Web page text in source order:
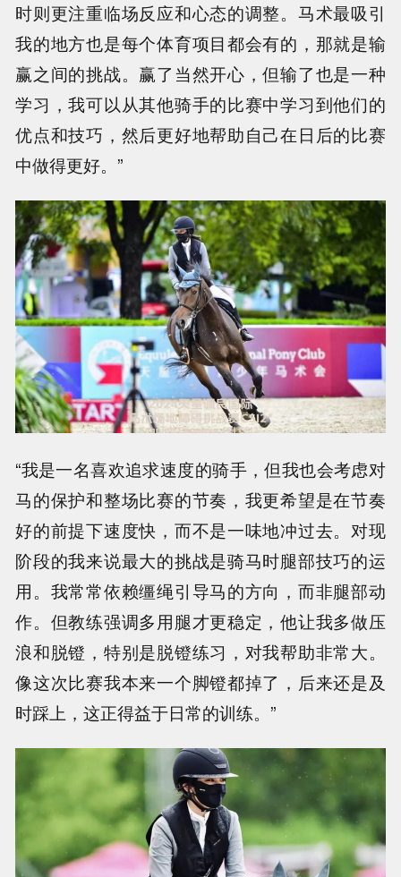
时则更注重临场反应和心态的调整。马术最吸引
我的地方也是每个体育项目都会有的，那就是输
赢之间的挑战。赢了当然开心，但输了也是一种
学习，我可以从其他骑手的比赛中学习到他们的
优点和技巧，然后更好地帮助自己在日后的比赛
中做得更好。”
“我是一名喜欢追求速度的骑手，但我也会考虑对
马的保护和整场比赛的节奏，我更希望是在节奏
好的前提下速度快，而不是一味地冲过去。对现
阶段的我来说最大的挑战是骑马时腿部技巧的运
用。我常常依赖缰绳引导马的方向，而非腿部动
作。但教练强调多用腿才更稳定，他让我多做压
浪和脱镫，特别是脱镫练习，对我帮助非常大。
像这次比赛我本来一个脚镫都掉了，后来还是及
时踩上，这正得益于日常的训练。”